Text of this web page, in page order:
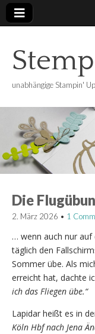
unabhängige Stampin'
Die
2. März 2026 • 1
… wenn auch nur auf
täglich den
Sommer übe. Als
erreicht hat, dachte
ich das Fliegen übe.“
Lapidar heißt es in
Köln Hbf nach Jena